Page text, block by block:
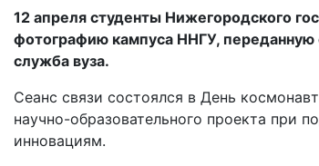
12 апреля студенты Нижегородского
фотографию кампуса ННГУ, переданную
служба вуза.
Сеанс связи состоялся в День
научно-образовательного проекта при
инновациям.